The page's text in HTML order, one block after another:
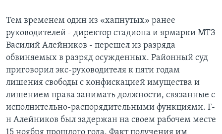
Тем временем один из «хапнутых» ранее
руководителей - директор стадиона и ярмарки МТЗ
Василий Алейников - перешел из разряда
обвиняемых в разряд осужденных. Районный суд
приговорил экс-руководителя к пяти годам
лишения свободы с конфискацией имущества и
лишением права занимать должности, связанные с
исполнительно-распорядительными функциями. Г-
н Алейников был задержан на своем рабочем месте